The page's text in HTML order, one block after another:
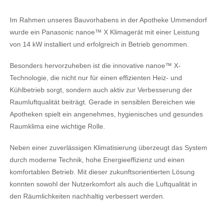
Im Rahmen unseres Bauvorhabens in der Apotheke Ummendorf
wurde ein Panasonic nanoe™ X Klimagerät mit einer Leistung
von 14 kW installiert und erfolgreich in Betrieb genommen.
Besonders hervorzuheben ist die innovative nanoe™ X-
Technologie, die nicht nur für einen effizienten Heiz- und
Kühlbetrieb sorgt, sondern auch aktiv zur Verbesserung der
Raumluftqualität beiträgt. Gerade in sensiblen Bereichen wie
Apotheken spielt ein angenehmes, hygienisches und gesundes
Raumklima eine wichtige Rolle.
Neben einer zuverlässigen Klimatisierung überzeugt das System
durch moderne Technik, hohe Energieeffizienz und einen
komfortablen Betrieb. Mit dieser zukunftsorientierten Lösung
konnten sowohl der Nutzerkomfort als auch die Luftqualität in
den Räumlichkeiten nachhaltig verbessert werden.